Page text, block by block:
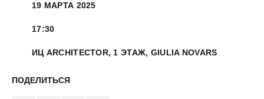
19 МАРТА 2025
17:30
ИЦ ARCHITECTOR, 1 ЭТАЖ, GIULIA NOVARS
ПОДЕЛИТЬСЯ